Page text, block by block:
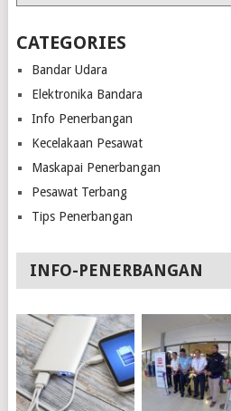
CATEGORIES
Bandar Udara
Elektronika Bandara
Info Penerbangan
Kecelakaan Pesawat
Maskapai Penerbangan
Pesawat Terbang
Tips Penerbangan
INFO-PENERBANGAN